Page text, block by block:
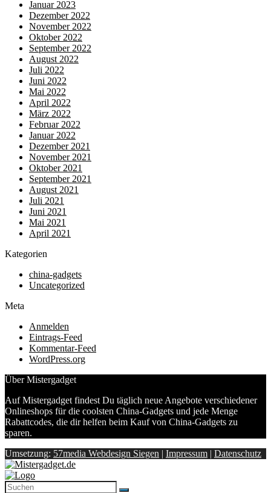
Januar 2023
Dezember 2022
November 2022
Oktober 2022
September 2022
August 2022
Juli 2022
Juni 2022
Mai 2022
April 2022
März 2022
Februar 2022
Januar 2022
Dezember 2021
November 2021
Oktober 2021
September 2021
August 2021
Juli 2021
Juni 2021
Mai 2021
April 2021
Kategorien
china-gadgets
Uncategorized
Meta
Anmelden
Eintrags-Feed
Kommentar-Feed
WordPress.org
Über Mistergadget
Auf Mistergadget findest Du täglich neue Angebote verschiedener
Onlineshops für die coolsten China-Gadgets und jede Menge
Rabattcodes, die dir helfen beim Kauf von China-Gadgets zu
sparen.
Umsetzung: 57media Webdesign Siegen | Impressum | Datenschutz